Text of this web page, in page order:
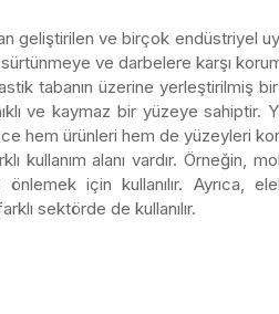
geliştirilen ve birçok endüstriyel
ve darbelere karşı
tabanın üzerine yerleştirilmiş bir
ve kaymaz bir yüzeye sahiptir.
hem ürünleri hem de yüzeyleri
kullanım alanı vardır. Örneğin,
önlemek için kullanılır. Ayrıca,
sektörde de kullanılır.